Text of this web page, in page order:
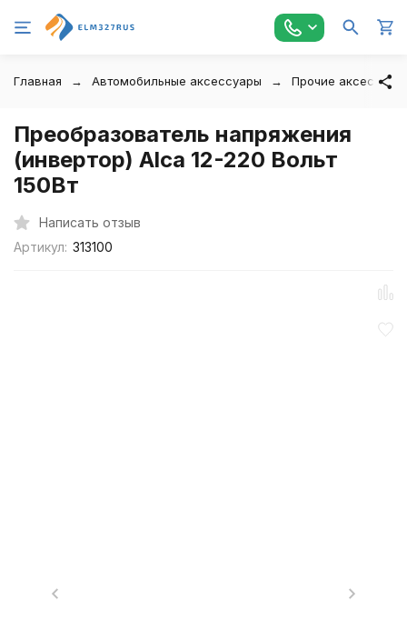
Главная Автомобильные аксессуары Прочие
Преобразователь напряжения
(инвертор) Alca 12-220 Вольт
150Вт
Написать отзыв
Артикул: 313100